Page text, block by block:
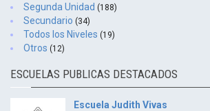
Segunda Unidad (188)
Secundario (34)
Todos los Niveles (19)
Otros (12)
ESCUELAS PUBLICAS DESTACADOS
Escuela Judith Vivas